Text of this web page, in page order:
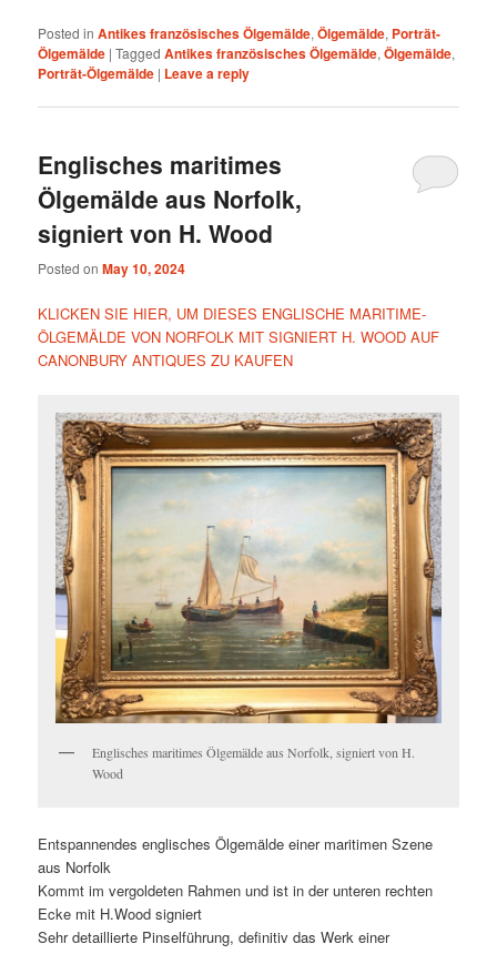
Posted in Antikes französisches Ölgemälde,Ölgemälde, Porträt-
Ölgemälde |Tagged Antikes französisches Ölgemälde,Ölgemälde,
Porträt-Ölgemälde | Leave a reply
Englisches maritimes
Ölgemälde aus Norfolk,
signiert von H. Wood
Posted onMay 10, 2024
KLICKEN SIE HIER, UM DIESES ENGLISCHE MARITIME-
ÖLGEMÄLDE VON NORFOLK MIT SIGNIERT H. WOOD AUF
CANONBURY ANTIQUES ZU KAUFEN
Englisches maritimes Ölgemälde aus Norfolk, signiert von H.
Wood
Entspannendes englisches Ölgemälde einer maritimen Szene
aus Norfolk
Kommt im vergoldeten Rahmen und ist in der unteren rechten
Ecke mit H.Wood signiert
Sehr detaillierte Pinselführung, definitiv das Werk einer